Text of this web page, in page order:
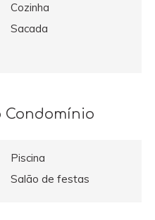
Cozinha
Sacada
Condomínio
Piscina
Salão de festas